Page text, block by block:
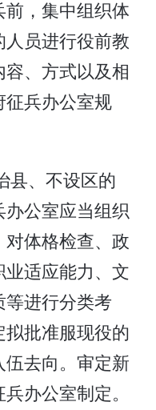
，集中组织体
员进行役前教
、方式以及相
兵办公室规
县、不设区的
公室应当组织
体格检查、政
适应能力、文
进行分类考
批准服现役的
去向。审定新
办公室制定。